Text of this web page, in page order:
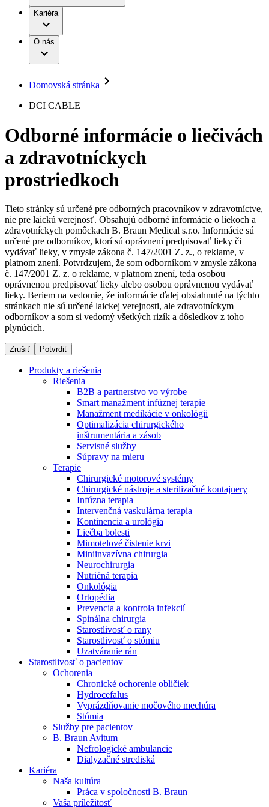
Terapie
Kontinencia a urológia
Liečba bolesti
Miniinvazívna chirurgia
Nutričná terapia
Onkológia
Ortopédia
Prevencia a kontrola infekcií
Spinálna chirurgia
Starostlivosť o rany
Uzatváranie rán
Riešenia
Terapie
Produktový katalóg​
Objavte naše produkty. ​Navštívte produktový katalóg B.
Braun​ s našim kompletným produktovým portfóliom.​
B. Braun Avitum
Ochorenia
Služby pre pacientov
Dialyzačné strediská
B. Braun Avitum poskytuje kvalitnú dialyzačnú starostlivosť
vo všetkých svojich strediskách na Slovensku. Viac
informácií nájdete na stránke jednotlivých stredísk.
Nefrologické ambulancie
V nefrologických ambulanciách prevádzkujeme poradenstvo
a prípravu pacientov k jednotlivým metódam náhrady funkcie
obličiek. Zvoľte si mesto, ktoré potrebujete a navštívte nás.
Práca a kariéra
Naša kultúra
Vaša príležitosť
Nájdite si prácu u nás​
Objavte svoje kariérne príležitosti ​v B. Braun. Vyhľadajte náš
trh práce​ pre zaujímavé pozície na Slovensku.​
Zodpovednosť
Médiá
Tlačové správy
Kontakt
Kontaktný formulár
Spoločnosť
Médiá
Kontakt
Zostaňte v dialógu s B. Braun. Kontaktujte nás.
Kariéra
O nás
Domovská stránka
DCI CABLE
Odborné informácie o liečivách
a zdravotníckych
prostriedkoch
Tieto stránky sú určené pre odborných pracovníkov v zdravotníctve,
nie pre laickú verejnosť. Obsahujú odborné informácie o liekoch a
zdravotníckych pomôckach B. Braun Medical s.r.o. Informácie sú
určené pre odborníkov, ktorí sú oprávnení predpisovať lieky či
vydávať lieky, v zmysle zákona č. 147/2001 Z. z., o reklame, v
platnom znení. Potvrdzujem, že som odborníkom v zmysle zákona
č. 147/2001 Z. z. o reklame, v platnom znení, teda osobou
oprávnenou predpisovať lieky alebo osobou oprávnenou vydávať
lieky. Beriem na vedomie, že informácie ďalej obsiahnuté na týchto
stránkach nie sú určené laickej verejnosti, ale zdravotníckym
odborníkov a som si vedomý všetkých rizík a dôsledkov z toho
plynúcich.
Zrušiť Potvrdiť
Produkty a riešenia
Riešenia
B2B a partnerstvo vo výrobe
Smart manažment infúznej terapie
Manažment medikácie v onkológii
Optimalizácia chirurgického
inštrumentária a zásob
Servisné služby
Súpravy na mieru
Terapie
Chirurgické motorové systémy
Chirurgické nástroje a sterilizačné kontajnery
Infúzna terapia
Intervenčná vaskulárna terapia
Kontinencia a urológia
Liečba bolesti
Mimotelové čistenie krvi
Miniinvazívna chirurgia
Neurochirurgia
Nutričná terapia
Onkológia
Ortopédia
Prevencia a kontrola infekcií
Spinálna chirurgia
Starostlivosť o rany
Starostlivosť o stómiu
Uzatváranie rán
Starostlivosť o pacientov
Ochorenia
Chronické ochorenie obličiek
Hydrocefalus
Vyprázdňovanie močového mechúra
Stómia
Služby pre pacientov
B. Braun Avitum
Nefrologické ambulancie
Dialyzačné strediská
Kariéra
Naša kultúra
Práca v spoločnosti B. Braun
Vaša príležitosť